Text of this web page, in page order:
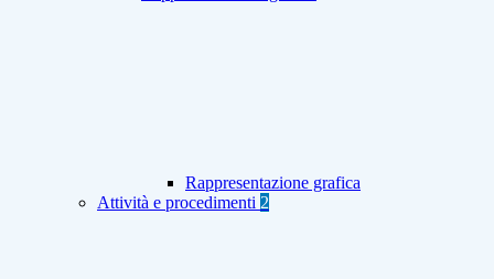
Rappresentazione grafica
Attività e procedimenti 2